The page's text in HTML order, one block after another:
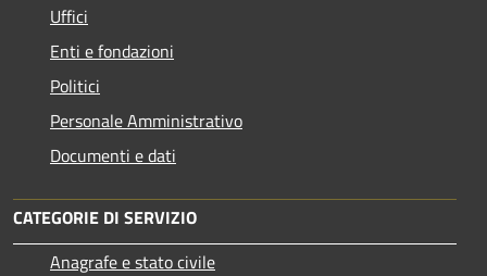
Uffici
Enti e fondazioni
Politici
Personale Amministrativo
Documenti e dati
CATEGORIE DI SERVIZIO
Anagrafe e stato civile